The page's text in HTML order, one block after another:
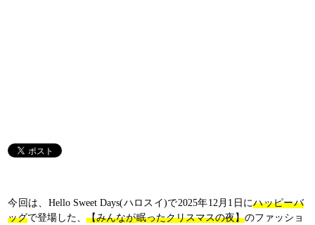
今回は、Hello Sweet Days(ハロスイ)で2025年12月1日にハッピーバ
ッグで登場した、【みんなが眠ったクリスマスの夜】のファッショ